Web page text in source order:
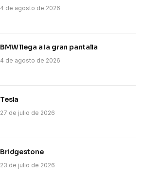
4 de agosto de 2026
BMW llega a la gran pantalla
4 de agosto de 2026
Tesla
27 de julio de 2026
Bridgestone
23 de julio de 2026